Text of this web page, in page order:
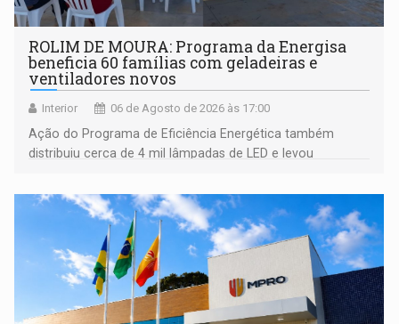
ROLIM DE MOURA: Programa da Energisa
beneficia 60 famílias com geladeiras e
ventiladores novos
Interior 06 de Agosto de 2026 às 17:00
Ação do Programa de Eficiência Energética também
distribuiu cerca de 4 mil lâmpadas de LED e levou
comunidade